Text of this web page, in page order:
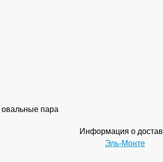
пара
Информация о
Эль-Монте